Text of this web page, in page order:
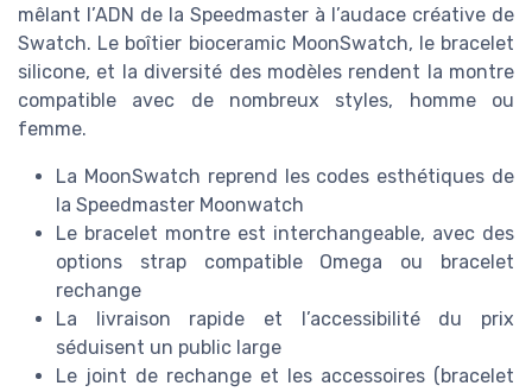
mêlant l’ADN de la Speedmaster à l’audace créative de
Swatch. Le boîtier bioceramic MoonSwatch, le bracelet
silicone, et la diversité des modèles rendent la montre
compatible avec de nombreux styles, homme ou
femme.
La MoonSwatch reprend les codes esthétiques de
la Speedmaster Moonwatch
Le bracelet montre est interchangeable, avec des
options strap compatible Omega ou bracelet
rechange
La livraison rapide et l’accessibilité du prix
séduisent un public large
Le joint de rechange et les accessoires (bracelet